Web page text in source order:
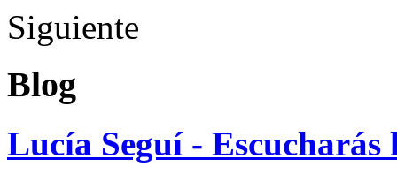
Siguiente
Blog
Lucía Seguí - Escucharás